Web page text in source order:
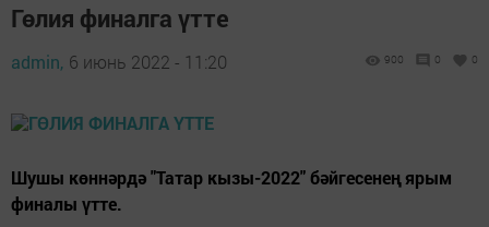
Гөлия финалга үтте
admin, 6 июнь 2022 - 11:20 900 0 0
Шушы көннәрдә "Татар кызы-2022" бәйгесенең ярым
финалы үтте.